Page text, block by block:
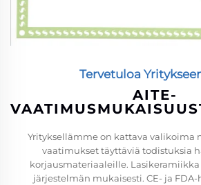
Tervetuloa
AITE-
Yrityksellämme on kattava valikoima
vaatimukset täyttäviä todistuksia
korjausmateriaaleille. Lasikeramiikka
järjestelmän mukaisesti. CE- ja